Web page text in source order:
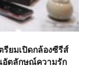
รียมเปิดกล้องซีรีส์
อัตลักษณ์ความรัก